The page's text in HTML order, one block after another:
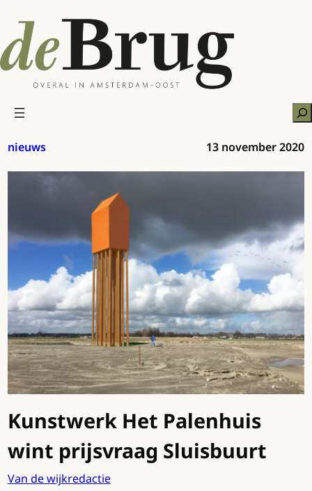
naar
de
inhoud
nieuws 13 november 2020
Kunstwerk Het Palenhuis
wint prijsvraag Sluisbuurt
Van de wijkredactie